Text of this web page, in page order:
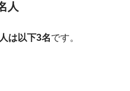
人
は以下3名です。